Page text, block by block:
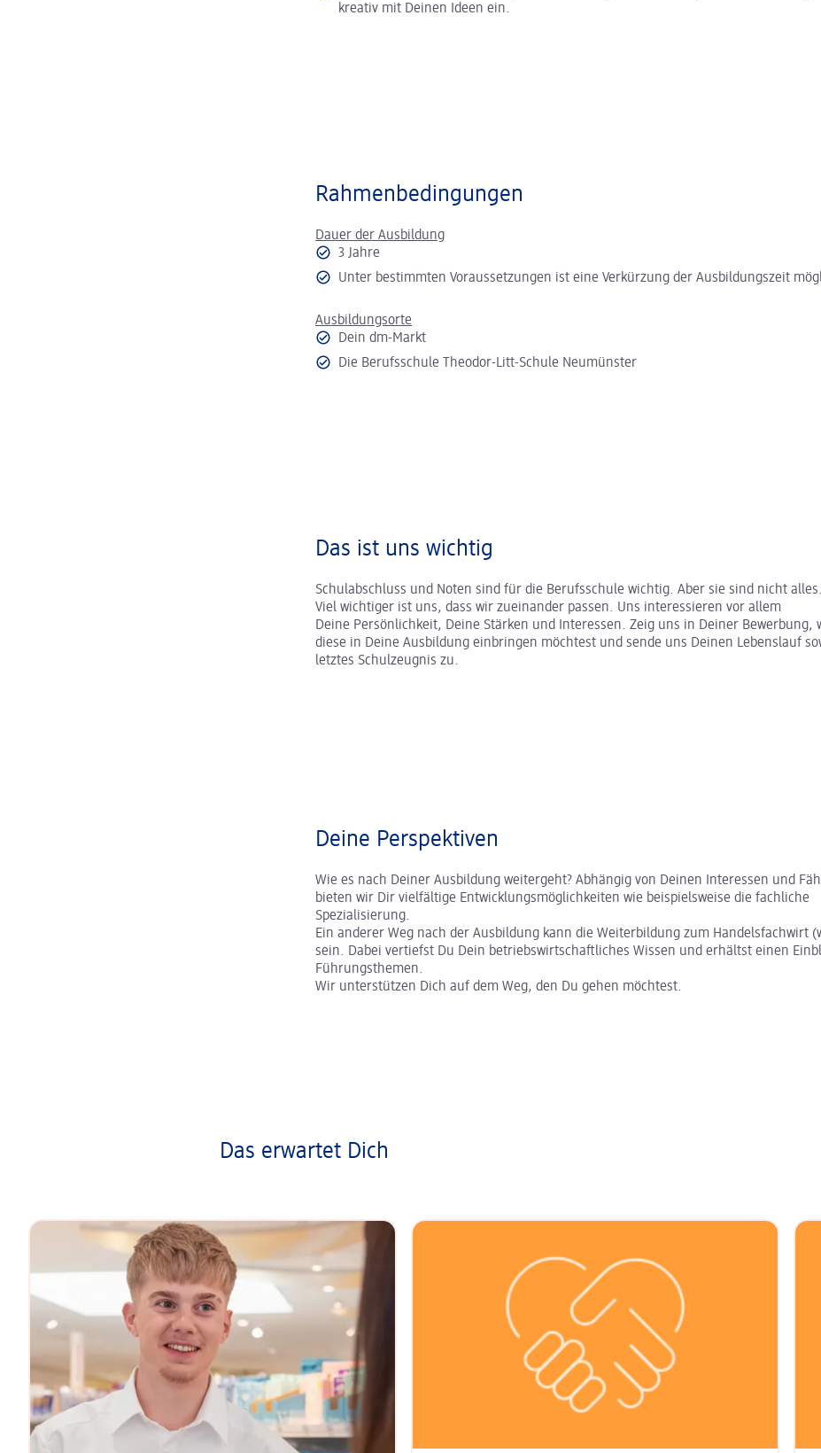
kreativ mit Deinen Ideen ein.
Rahmenbedingungen
Dauer der Ausbildung
3 Jahre
Unter bestimmten Voraussetzungen ist eine Verkürzung der Ausbildungszeit
Ausbildungsorte
Dein dm-Markt
Die Berufsschule Theodor-Litt-Schule Neumünster
Das ist uns wichtig
Schulabschluss und Noten sind für die Berufsschule wichtig. Aber sie sind nicht alles.
Viel wichtiger ist uns, dass wir zueinander passen. Uns interessieren vor allem
Deine Persönlichkeit, Deine Stärken und Interessen. Zeig uns in Deiner Bewerbung,
diese in Deine Ausbildung einbringen möchtest und sende uns Deinen Lebenslauf
letztes Schulzeugnis zu.
Deine Perspektiven
Wie es nach Deiner Ausbildung weitergeht? Abhängig von Deinen Interessen und
bieten wir Dir vielfältige Entwicklungsmöglichkeiten wie beispielsweise die fachliche
Spezialisierung.
Ein anderer Weg nach der Ausbildung kann die Weiterbildung zum Handelsfachwirt
sein. Dabei vertiefst Du Dein betriebswirtschaftliches Wissen und erhältst einen
Führungsthemen.
Wir unterstützen Dich auf dem Weg, den Du gehen möchtest.
Das erwartet Dich